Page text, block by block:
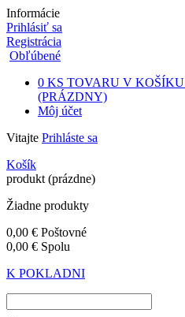
Informácie
Prihlásiť sa
Registrácia
Obľúbené
0 KS TOVARU V KOŠÍKU
(PRÁZDNY)
Môj účet
Vitajte Prihláste sa
Košík
produkt (prázdne)
Žiadne produkty
0,00 € Poštovné
0,00 € Spolu
K POKLADNI